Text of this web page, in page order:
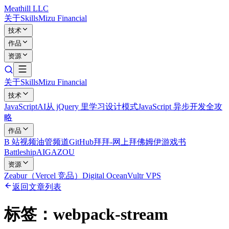
Meathill LLC
关于SkillsMizu Financial
技术
作品
资源
关于SkillsMizu Financial
技术
JavaScriptAI从 jQuery 里学习设计模式JavaScript 异步开发全攻
略
作品
B 站视频油管频道GitHub拜拜-网上拜佛姆伊游戏书
BattleshipAIGAZOU
资源
Zeabur（Vercel 竞品） Digital OceanVultr VPS
返回文章列表
标签： webpack-stream